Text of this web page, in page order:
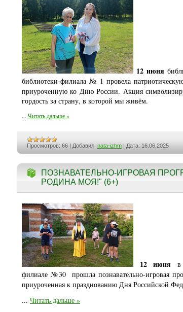
12 июня
библиотеки-филиала № 1 провела
приуроченную ко Дню России. Акция
гордость за страну, в которой мы живём.
... Читать дальше »
Просмотров: 66 Добавил: nata-izhm Дата: 16.06.2025
ПОЗНАВАТЕЛЬНО-ИГРОВАЯ
РОДИНА МОЯ!" (6+)
12 июня в
филиале №30 прошла познавательно-игровая
приуроченная к празднованию Дня Российской
... Читать дальше »